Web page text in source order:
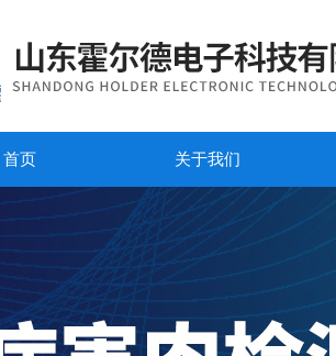
首页 关于我们